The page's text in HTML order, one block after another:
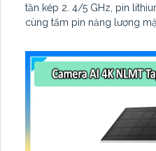
tần kép 2. 4/5 GHz, pin
cùng tấm pin năng lượng
biến Starlight, tầm nhìn lên